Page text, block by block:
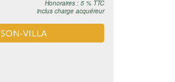
Honoraires : 5 % TTC
inclus charge acquéreur
VILLA